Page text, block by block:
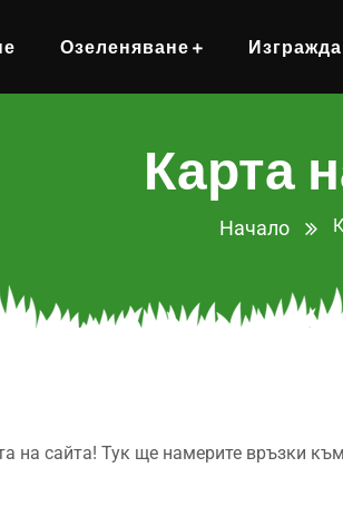
Озеленяване
Карта
Начало
на сайта! Тук ще намерите връзки